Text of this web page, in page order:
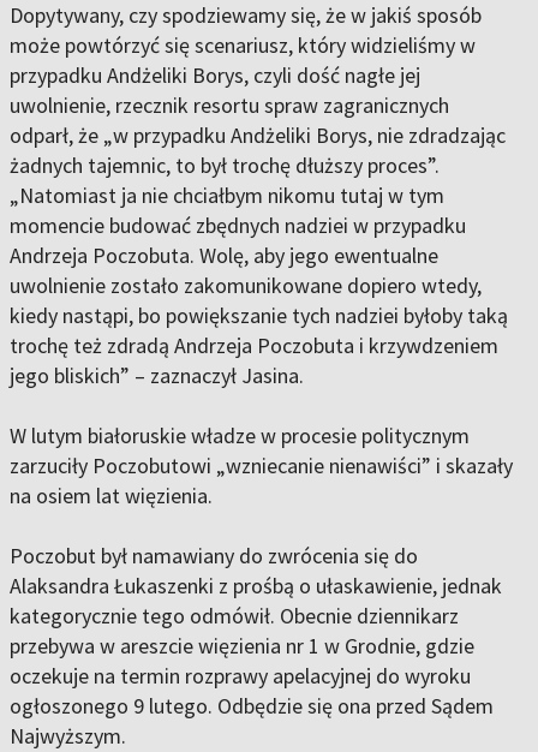
Dopytywany, czy spodziewamy się, że w jakiś sposób
może powtórzyć się scenariusz, który widzieliśmy w
przypadku Andżeliki Borys, czyli dość nagłe jej
uwolnienie, rzecznik resortu spraw zagranicznych
odparł, że „w przypadku Andżeliki Borys, nie zdradzając
żadnych tajemnic, to był trochę dłuższy proces”.
„Natomiast ja nie chciałbym nikomu tutaj w tym
momencie budować zbędnych nadziei w przypadku
Andrzeja Poczobuta. Wolę, aby jego ewentualne
uwolnienie zostało zakomunikowane dopiero wtedy,
kiedy nastąpi, bo powiększanie tych nadziei byłoby taką
trochę też zdradą Andrzeja Poczobuta i krzywdzeniem
jego bliskich” – zaznaczył Jasina.
W lutym białoruskie władze w procesie politycznym
zarzuciły Poczobutowi „wzniecanie nienawiści” i skazały
na osiem lat więzienia.
Poczobut był namawiany do zwrócenia się do
Alaksandra Łukaszenki z prośbą o ułaskawienie, jednak
kategorycznie tego odmówił. Obecnie dziennikarz
przebywa w areszcie więzienia nr 1 w Grodnie, gdzie
oczekuje na termin rozprawy apelacyjnej do wyroku
ogłoszonego 9 lutego. Odbędzie się ona przed Sądem
Najwyższym.